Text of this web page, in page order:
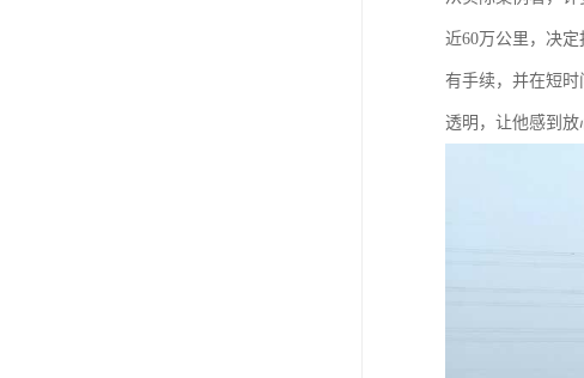
近60万公里，决
有手续，并在短
透明，让他感到放